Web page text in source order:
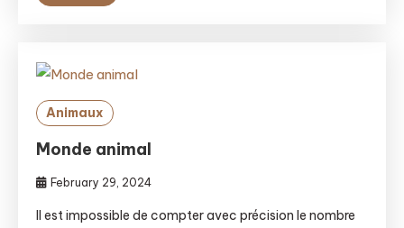
Animaux
Monde animal
February 29, 2024
Il est impossible de compter avec précision le nombre